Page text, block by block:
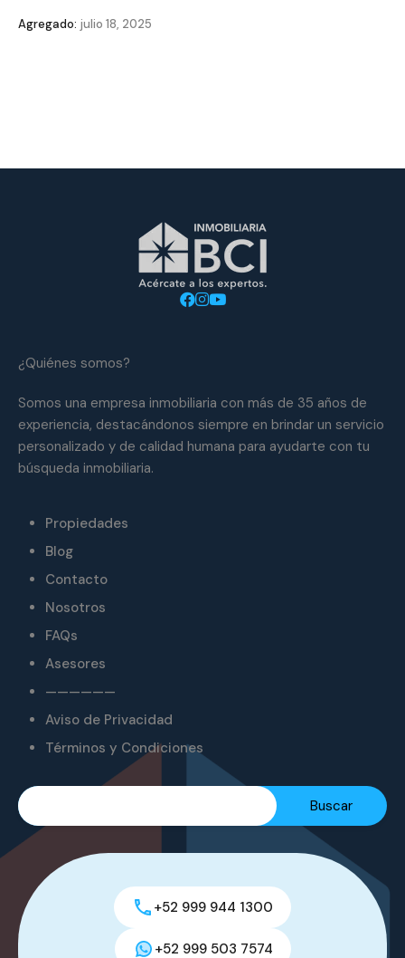
Agregado: julio 18, 2025
¿Quiénes somos?
Somos una empresa inmobiliaria con más de 35 años de
experiencia, destacándonos siempre en brindar un servicio
personalizado y de calidad humana para ayudarte con tu
búsqueda inmobiliaria.
Propiedades
Blog
Contacto
Nosotros
FAQs
Asesores
——————
Aviso de Privacidad
Términos y Condiciones
+52 999 944 1300
+52 999 503 7574